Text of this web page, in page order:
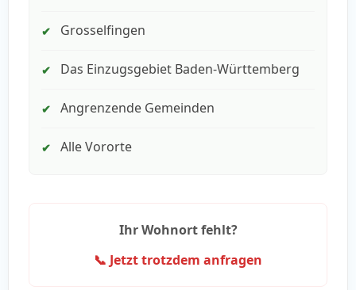
✔ Grosselfingen
✔ Das Einzugsgebiet Baden-Württemberg
✔ Angrenzende Gemeinden
✔ Alle Vororte
Ihr Wohnort fehlt?
📞 Jetzt trotzdem anfragen